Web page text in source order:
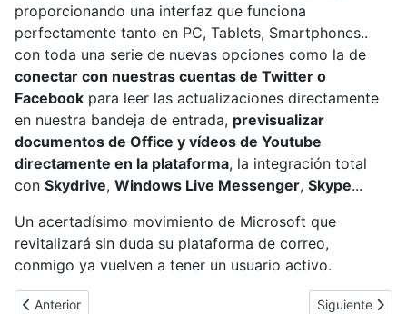
proporcionando una interfaz que funciona
perfectamente tanto en PC, Tablets, Smartphones..
con toda una serie de nuevas opciones como la de
conectar con nuestras cuentas de Twitter o
Facebook para leer las actualizaciones directamente
en nuestra bandeja de entrada, previsualizar
documentos de Office y vídeos de Youtube
directamente en la plataforma, la integración total
con Skydrive, Windows Live Messenger, Skype...
Un acertadísimo movimiento de Microsoft que
revitalizará sin duda su plataforma de correo,
conmigo ya vuelven a tener un usuario activo.
Artículo anterior: Dropbox finalmente confirma que fue hackeada
Anterior Artículo
Siguiente